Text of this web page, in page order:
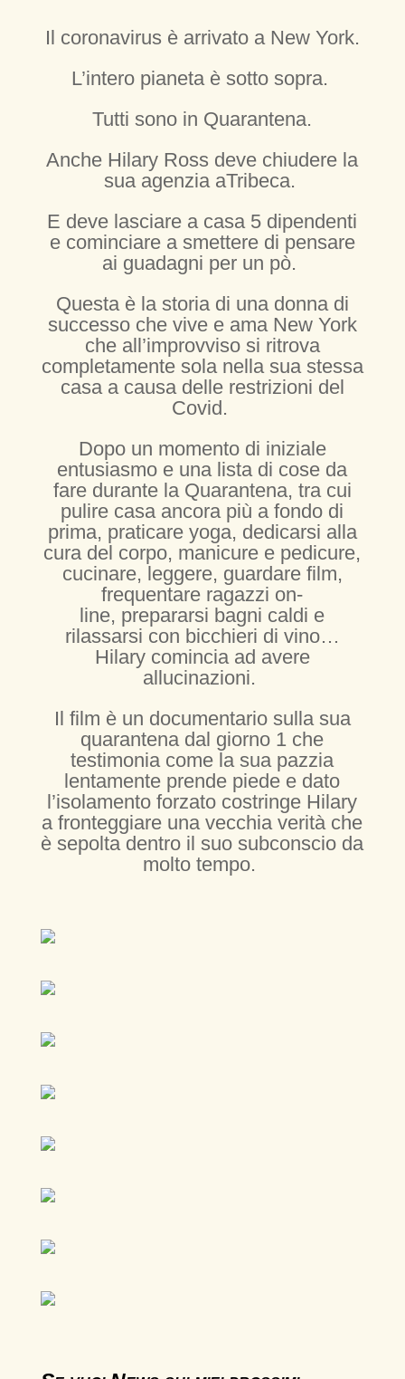
Il coronavirus è arrivato a New York.
L’intero pianeta è sotto sopra.
Tutti sono in Quarantena.
Anche Hilary Ross deve chiudere la
sua agenzia aTribeca.
E deve lasciare a casa 5 dipendenti
e cominciare a smettere di pensare
ai guadagni per un pò.
Questa è la storia di una donna di
successo che vive e ama New York
che all’improvviso si ritrova
completamente sola nella sua stessa
casa a causa delle restrizioni del
Covid.
Dopo un momento di iniziale
entusiasmo e una lista di cose da
fare durante la Quarantena, tra cui
pulire casa ancora più a fondo di
prima, praticare yoga, dedicarsi alla
cura del corpo, manicure e pedicure,
cucinare, leggere, guardare film,
frequentare ragazzi on-
line, prepararsi bagni caldi e
rilassarsi con bicchieri di vino…
Hilary comincia ad avere
allucinazioni.
Il film è un documentario sulla sua
quarantena dal giorno 1 che
testimonia come la sua pazzia
lentamente prende piede e dato
l’isolamento forzato costringe Hilary
a fronteggiare una vecchia verità che
è sepolta dentro il suo subconscio da
molto tempo.